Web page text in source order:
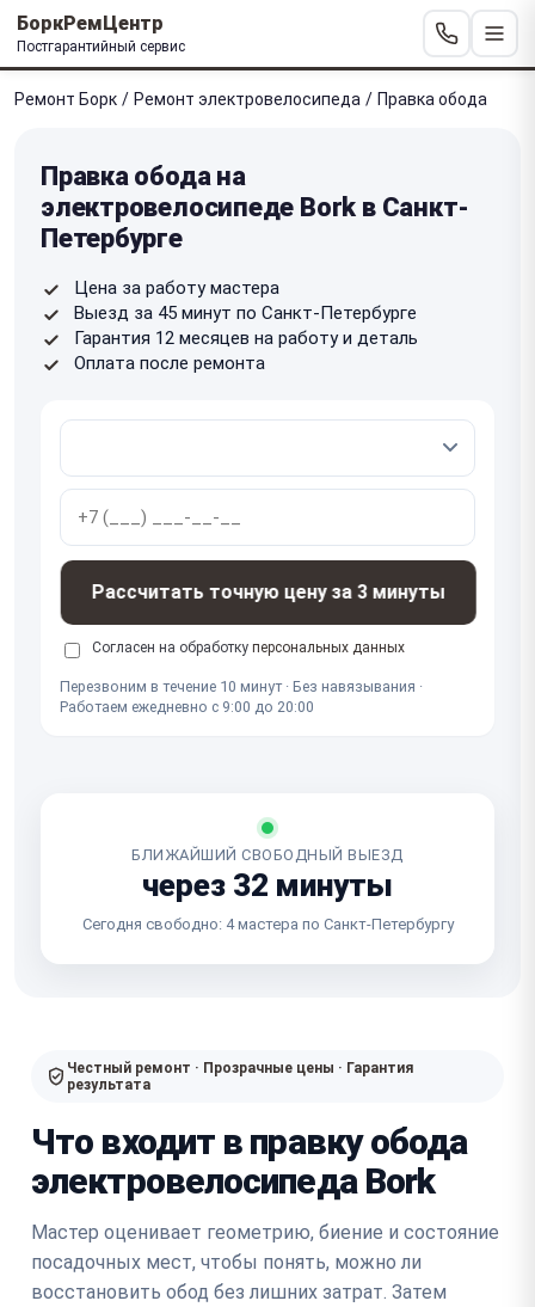
БоркРемЦентр
Постгарантийный сервис
Ремонт Борк / Ремонт электровелосипеда / Правка обода
Правка обода на
электровелосипеде Bork в Санкт-
Петербурге
Цена за работу мастера
Выезд за 45 минут по Санкт-Петербурге
Гарантия 12 месяцев на работу и деталь
Оплата после ремонта
Рассчитать точную цену за 3 минуты
Согласен на обработку персональных данных
Перезвоним в течение 10 минут · Без навязывания ·
Работаем ежедневно с 9:00 до 20:00
БЛИЖАЙШИЙ СВОБОДНЫЙ ВЫЕЗД
через 32 минуты
Сегодня свободно: 4 мастера по Санкт-Петербургу
Честный ремонт · Прозрачные цены · Гарантия
результата
Что входит в правку обода
электровелосипеда Bork
Мастер оценивает геометрию, биение и состояние
посадочных мест, чтобы понять, можно ли
восстановить обод без лишних затрат. Затем